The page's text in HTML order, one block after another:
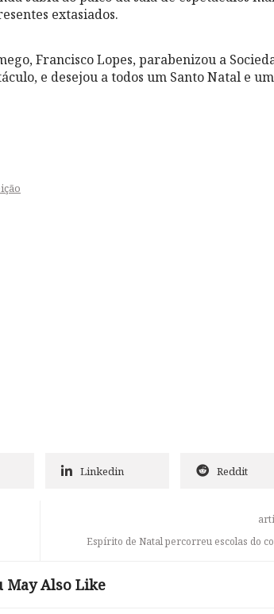
extasiados.
Francisco Lopes, parabenizou a
e desejou a todos um Santo Natal e
Linkedin Reddit
Espírito de Natal percorreu escolas do
May Also Like